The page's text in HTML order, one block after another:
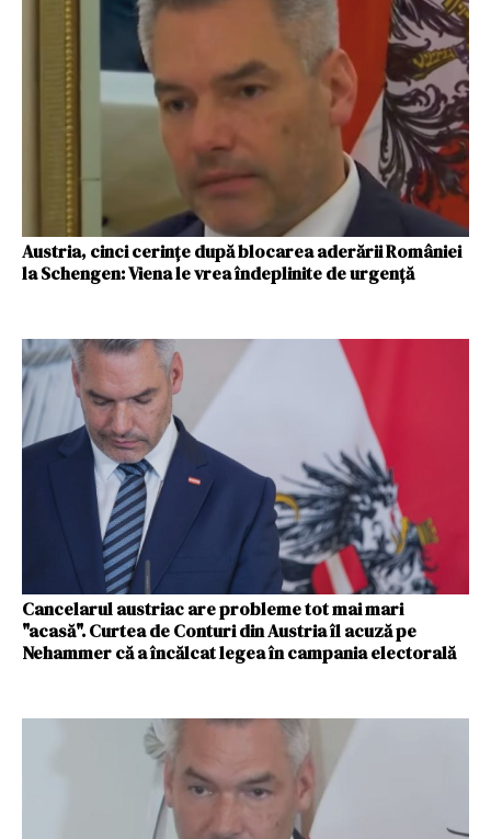
Austria, cinci cerințe după blocarea aderării României
la Schengen: Viena le vrea îndeplinite de urgență
Cancelarul austriac are probleme tot mai mari
"acasă". Curtea de Conturi din Austria îl acuză pe
Nehammer că a încălcat legea în campania electorală